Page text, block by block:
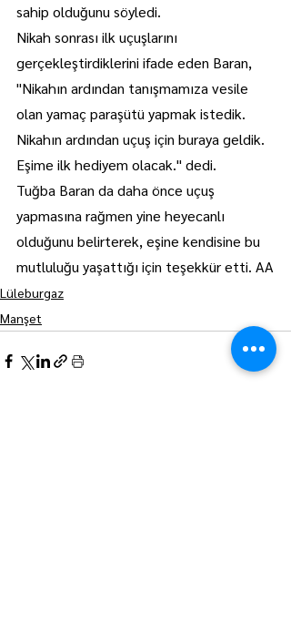
sahip olduğunu söyledi.
Nikah sonrası ilk uçuşlarını
gerçekleştirdiklerini ifade eden Baran,
"Nikahın ardından tanışmamıza vesile
olan yamaç paraşütü yapmak istedik.
Nikahın ardından uçuş için buraya geldik.
Eşime ilk hediyem olacak." dedi.
Tuğba Baran da daha önce uçuş
yapmasına rağmen yine heyecanlı
olduğunu belirterek, eşine kendisine bu
mutluluğu yaşattığı için teşekkür etti. AA
Lüleburgaz
Manşet